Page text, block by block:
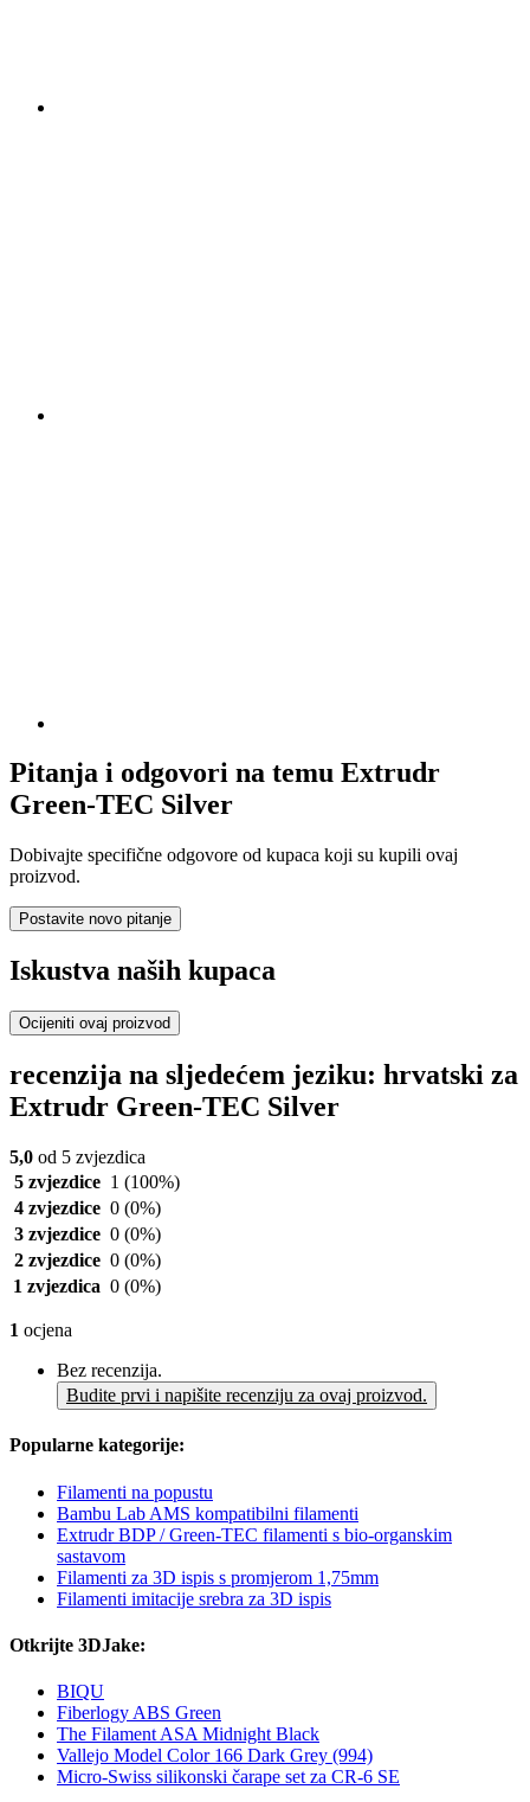
Pitanja i odgovori na temu Extrudr
Green-TEC Silver
Dobivajte specifične odgovore od kupaca koji su kupili ovaj
proizvod.
Postavite novo pitanje
Iskustva naših kupaca
Ocijeniti ovaj proizvod
recenzija na sljedećem jeziku: hrvatski za
Extrudr Green-TEC Silver
5,0 od 5 zvjezdica
5 zvjezdice 1 (100%)
4 zvjezdice 0 (0%)
3 zvjezdice 0 (0%)
2 zvjezdice 0 (0%)
1 zvjezdica 0 (0%)
1 ocjena
Bez recenzija.
Budite prvi i napišite recenziju za ovaj proizvod.
Popularne kategorije:
Filamenti na popustu
Bambu Lab AMS kompatibilni filamenti
Extrudr BDP / Green-TEC filamenti s bio-organskim
sastavom
Filamenti za 3D ispis s promjerom 1,75mm
Filamenti imitacije srebra za 3D ispis
Otkrijte 3DJake:
BIQU
Fiberlogy ABS Green
The Filament ASA Midnight Black
Vallejo Model Color 166 Dark Grey (994)
Micro-Swiss silikonski čarape set za CR-6 SE